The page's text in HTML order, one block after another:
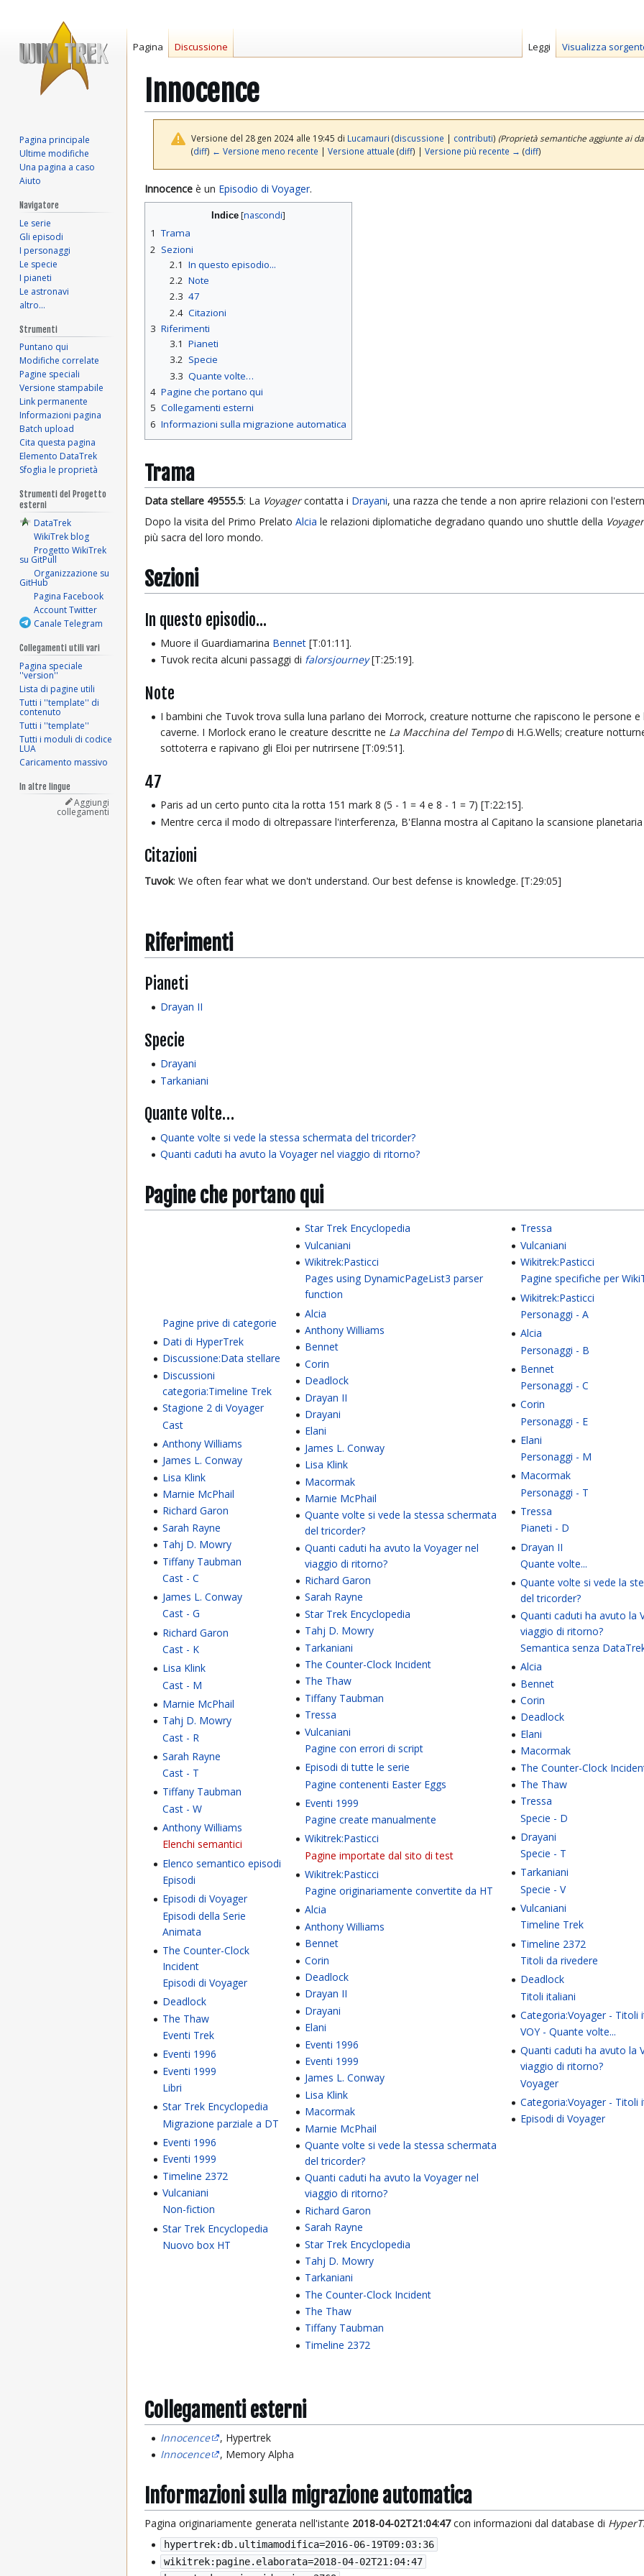
Innocence
Versione del 28 gen 2024 alle 19:45 di Lucamauri (discussione | contributi) (Proprietà semantiche aggiunte ai
(diff) ← Versione meno recente | Versione attuale (diff) | Versione più recente → (diff)
Vai
alla
Vai
alla
Innocence è un Episodio di Voyager.
Indice
1 Trama
2 Sezioni
2.1 In questo episodio...
2.2 Note
2.3 47
2.4 Citazioni
3 Riferimenti
3.1 Pianeti
3.2 Specie
3.3 Quante volte…
4 Pagine che portano qui
5 Collegamenti esterni
6 Informazioni sulla migrazione automatica
Trama
Data stellare 49555.5: La Voyagercontatta i Drayani, una razza che tende a non aprire relazioni con
Dopo la visita del Primo Prelato Alcia le relazioni diplomatiche degradano quando uno shuttle della Voyager
più sacra del loro mondo.
Sezioni
In questo episodio...
Muore il Guardiamarina Bennet [T:01:11].
Tuvok recita alcuni passaggi di falorsjourney[T:25:19].
Note
I bambini che Tuvok trova sulla luna parlano dei Morrock, creature notturne che rapiscono le persone
caverne. I Morlock erano le creature descritte ne La Macchina del Tempodi H.G.Wells; creature
sottoterra e rapivano gli Eloi per nutrirsene [T:09:51].
47
Paris ad un certo punto cita la rotta 151 mark 8 (5 - 1 = 4 e 8 - 1 = 7) [T:22:15].
Mentre cerca il modo di oltrepassare l'interferenza, B'Elanna mostra al Capitano la scansione
Citazioni
Tuvok: We often fear what we don't understand. Our best defense is knowledge. [T:29:05]
Riferimenti
Pianeti
Drayan II
Specie
Drayani
Tarkaniani
Quante volte…
Quante volte si vede la stessa schermata del tricorder?
Quanti caduti ha avuto la Voyager nel viaggio di ritorno?
Pagine che portano qui
Pagine prive di categorie
Dati di HyperTrek
Discussione:Data stellare
Discussioni
categoria:Timeline Trek
Stagione 2 di Voyager
Cast
Anthony Williams
James L. Conway
Lisa Klink
Marnie McPhail
Richard Garon
Sarah Rayne
Tahj D. Mowry
Tiffany Taubman
Cast - C
James L. Conway
Cast - G
Richard Garon
Cast - K
Lisa Klink
Cast - M
Marnie McPhail
Tahj D. Mowry
Cast - R
Sarah Rayne
Cast - T
Tiffany Taubman
Cast - W
Anthony Williams
Elenchi semantici
Elenco semantico episodi
Episodi
Episodi di Voyager
Episodi della Serie
Animata
The Counter-Clock
Incident
Episodi di Voyager
Deadlock
The Thaw
Eventi Trek
Eventi 1996
Eventi 1999
Libri
Star Trek Encyclopedia
Migrazione parziale a DT
Eventi 1996
Eventi 1999
Timeline 2372
Vulcaniani
Non-fiction
Star Trek Encyclopedia
Nuovo box HT
Star Trek Encyclopedia
Vulcaniani
Wikitrek:Pasticci
Pages using DynamicPageList3 parser
function
Alcia
Anthony Williams
Bennet
Corin
Deadlock
Drayan II
Drayani
Elani
James L. Conway
Lisa Klink
Macormak
Marnie McPhail
Quante volte si vede la stessa schermata
del tricorder?
Quanti caduti ha avuto la Voyager nel
viaggio di ritorno?
Richard Garon
Sarah Rayne
Star Trek Encyclopedia
Tahj D. Mowry
Tarkaniani
The Counter-Clock Incident
The Thaw
Tiffany Taubman
Tressa
Vulcaniani
Pagine con errori di script
Episodi di tutte le serie
Pagine contenenti Easter Eggs
Eventi 1999
Pagine create manualmente
Wikitrek:Pasticci
Pagine importate dal sito di test
Wikitrek:Pasticci
Pagine originariamente convertite da HT
Alcia
Anthony Williams
Bennet
Corin
Deadlock
Drayan II
Drayani
Elani
Eventi 1996
Eventi 1999
James L. Conway
Lisa Klink
Macormak
Marnie McPhail
Quante volte si vede la stessa schermata
del tricorder?
Quanti caduti ha avuto la Voyager nel
viaggio di ritorno?
Richard Garon
Sarah Rayne
Star Trek Encyclopedia
Tahj D. Mowry
Tarkaniani
The Counter-Clock Incident
The Thaw
Tiffany Taubman
Timeline 2372
Tressa
Vulcaniani
Wikitrek:Pasticci
Pagine specifiche per
Wikitrek:Pasticci
Personaggi - A
Alcia
Personaggi - B
Bennet
Personaggi - C
Corin
Personaggi - E
Elani
Personaggi - M
Macormak
Personaggi - T
Tressa
Pianeti - D
Drayan II
Quante volte...
Quante volte si vede la
del tricorder?
Quanti caduti ha avuto la
viaggio di ritorno?
Semantica senza
Alcia
Bennet
Corin
Deadlock
Elani
Macormak
The Counter-Clock
The Thaw
Tressa
Specie - D
Drayani
Specie - T
Tarkaniani
Specie - V
Vulcaniani
Timeline Trek
Timeline 2372
Titoli da rivedere
Deadlock
Titoli italiani
Categoria:Voyager - Titoli
VOY - Quante volte...
Quanti caduti ha avuto la
viaggio di ritorno?
Voyager
Categoria:Voyager - Titoli
Episodi di Voyager
Collegamenti esterni
Innocence
, Hypertrek
Innocence
, Memory Alpha
Informazioni sulla migrazione automatica
Pagina originariamente generata nell'istante 2018-04-02T21:04:47con informazioni dal database di
hypertrek:db.ultimamodifica=2016-06-19T09:03:36
wikitrek:pagine.elaborata=2018-04-02T21:04:47
Pagina Discussione Leggi Visualizza
Pagina principale
Ultime modifiche
Una pagina a caso
Aiuto
Navigatore
Le serie
Gli episodi
I personaggi
Le specie
I pianeti
Le astronavi
altro…
Strumenti
Puntano qui
Modifiche correlate
Pagine speciali
Versione stampabile
Link permanente
Informazioni pagina
Batch upload
Cita questa pagina
Elemento DataTrek
Sfoglia le proprietà
Strumenti del Progetto
esterni
DataTrek
WikiTrek blog
Progetto WikiTrek
su GitPull
Organizzazione su
GitHub
Pagina Facebook
Account Twitter
Canale Telegram
Collegamenti utili vari
Pagina speciale
''version''
Lista di pagine utili
Tutti i ''template'' di
contenuto
Tutti i ''template''
Tutti i moduli di codice
LUA
Caricamento massivo
In altre lingue
Aggiungi
collegamenti